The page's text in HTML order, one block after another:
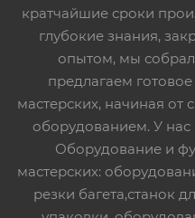
кратчайшие сроки
глубокие знания,
опытом, мы
предлагаем
мастерских, начиная от
оборудованием. У
Оборудование и
мастерских:
резки багета,станок